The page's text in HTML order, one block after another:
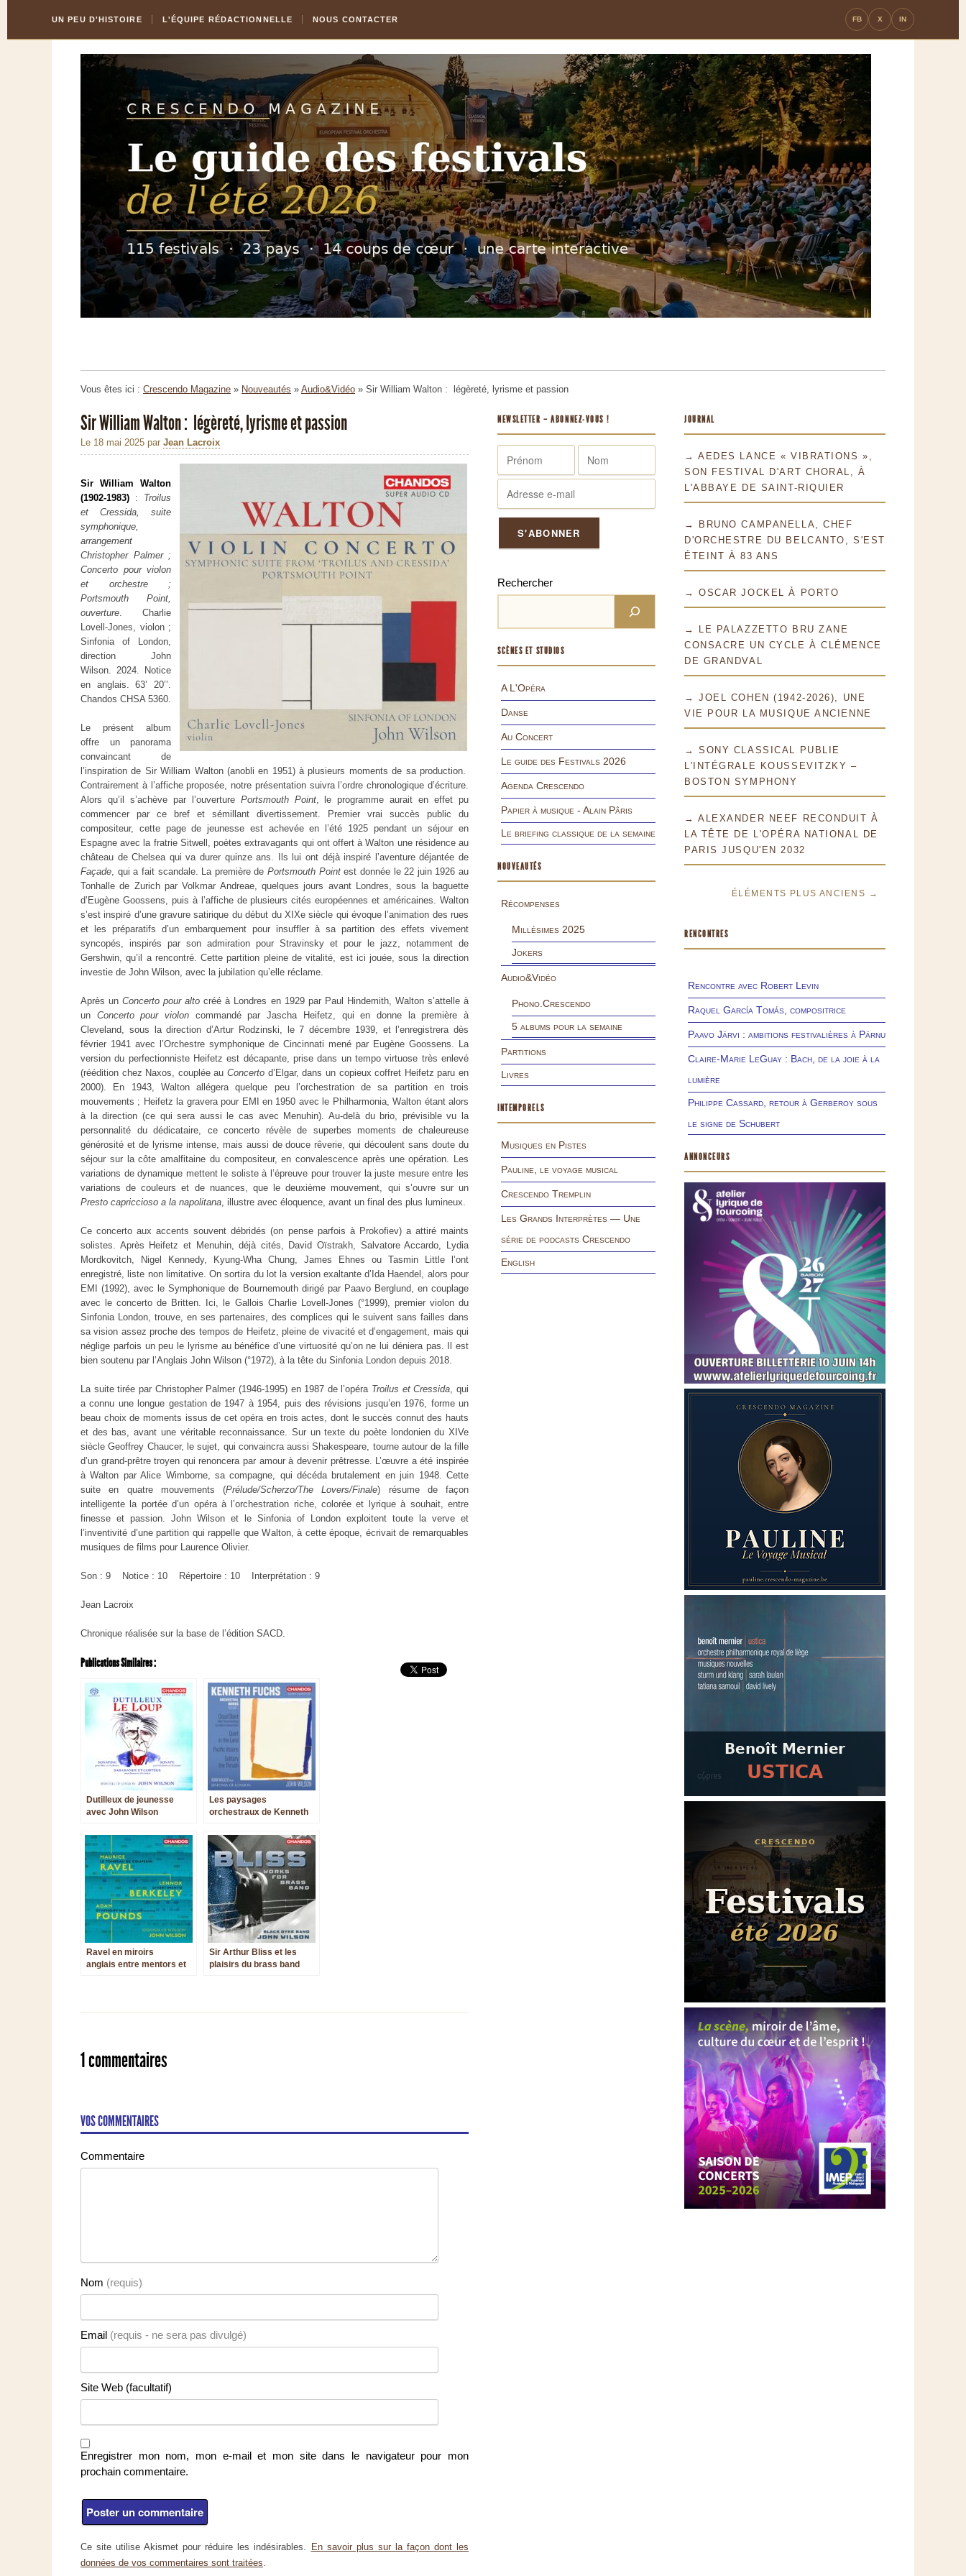
Content
la
UN PEU D'HISTOIRE L'ÉQUIPE RÉDACTIONNELLE NOUS CONTACTER FB X IN
Vous êtes ici : Crescendo Magazine » Nouveautés » Audio&Vidéo » Sir William Walton : légèreté, lyrisme et passion
Sir William Walton : légèreté, lyrisme et passion
Le 18 mai 2025 par Jean Lacroix
Sir William Walton
(1902-1983) : Troilus
et Cressida, suite
symphonique,
arrangement
Christopher Palmer ;
Concerto pour violon
et orchestre ;
Portsmouth Point,
ouverture. Charlie
Lovell-Jones, violon ;
Sinfonia of London,
direction John
Wilson. 2024. Notice
en anglais. 63’ 20’’.
Chandos CHSA 5360.
Le présent album
offre un panorama
convaincant de
l’inspiration de Sir William Walton (anobli en 1951) à plusieurs moments de sa production.
Contrairement à l’affiche proposée, notre présentation suivra l’ordre chronologique d’écriture.
Alors qu’il s’achève par l’ouverture Portsmouth Point, le programme aurait en effet pu
commencer par ce bref et sémillant divertissement. Premier vrai succès public du
compositeur, cette page de jeunesse est achevée en l’été 1925 pendant un séjour en
Espagne avec la fratrie Sitwell, poètes extravagants qui ont offert à Walton une résidence au
château de Chelsea qui va durer quinze ans. Ils lui ont déjà inspiré l’aventure déjantée de
Façade, qui a fait scandale. La première de Portsmouth Pointest donnée le 22 juin 1926 au
Tonhalle de Zurich par Volkmar Andreae, quelques jours avant Londres, sous la baguette
d’Eugène Goossens, puis à l’affiche de plusieurs cités européennes et américaines. Walton
s’est inspiré d’une gravure satirique du début du XIXe siècle qui évoque l’animation des rues
et les préparatifs d’un embarquement pour insuffler à sa partition des effets vivement
syncopés, inspirés par son admiration pour Stravinsky et pour le jazz, notamment de
Gershwin, qu’il a rencontré. Cette partition pleine de vitalité, est ici jouée, sous la direction
investie de John Wilson, avec la jubilation qu’elle réclame.
Après unConcerto pour alto créé à Londres en 1929 par Paul Hindemith, Walton s’attelle à
un Concerto pour violon commandé par Jascha Heifetz, qui en donne la première à
Cleveland, sous la direction d’Artur Rodzinski, le 7 décembre 1939, et l’enregistrera dès
février 1941 avec l’Orchestre symphonique de Cincinnati mené par Eugène Goossens. La
version du perfectionniste Heifetz est décapante, prise dans un tempo virtuose très enlevé
(réédition chez Naxos, couplée auConcerto d’Elgar, dans un copieux coffret Heifetz paru en
2000). En 1943, Walton allégera quelque peu l’orchestration de sa partition en trois
mouvements ; Heifetz la gravera pour EMI en 1950 avec le Philharmonia, Walton étant alors
à la direction (ce qui sera aussi le cas avec Menuhin). Au-delà du brio, prévisible vu la
personnalité du dédicataire, ce concerto révèle de superbes moments de chaleureuse
générosité et de lyrisme intense, mais aussi de douce rêverie, qui découlent sans doute du
séjour sur la côte amalfitaine du compositeur, en convalescence après une opération. Les
variations de dynamique mettent le soliste à l’épreuve pour trouver la juste mesure entre les
variations de couleurs et de nuances, que le deuxième mouvement, qui s’ouvre sur un
Presto capriccioso a la napolitana, illustre avec éloquence, avant un final des plus lumineux.
Ce concerto aux accents souvent débridés (on pense parfois à Prokofiev) a attiré maints
solistes. Après Heifetz et Menuhin, déjà cités, David Oïstrakh, Salvatore Accardo, Lydia
Mordkovitch, Nigel Kennedy, Kyung-Wha Chung, James Ehnes ou Tasmin Little l’ont
enregistré, liste non limitative. On sortira du lot la version exaltante d’Ida Haendel, alors pour
EMI (1992), avec le Symphonique de Bournemouth dirigé par Paavo Berglund, en couplage
avec le concerto de Britten. Ici, le Gallois Charlie Lovell-Jones (°1999), premier violon du
Sinfonia London, trouve, en ses partenaires, des complices qui le suivent sans failles dans
sa vision assez proche des tempos de Heifetz, pleine de vivacité et d’engagement, mais qui
néglige parfois un peu le lyrisme au bénéfice d’une virtuosité qu’on ne lui déniera pas. Il est
bien soutenu par l’Anglais John Wilson (°1972), à la tête du Sinfonia London depuis 2018.
La suite tirée par Christopher Palmer (1946-1995) en 1987 de l’opéra Troilus et Cressida, qui
a connu une longue gestation de 1947 à 1954, puis des révisions jusqu’en 1976, forme un
beau choix de moments issus de cet opéra en trois actes, dont le succès connut des hauts
et des bas, avant une véritable reconnaissance. Sur un texte du poète londonien du XIVe
siècle Geoffrey Chaucer, le sujet, qui convaincra aussi Shakespeare, tourne autour de la fille
d’un grand-prêtre troyen qui renoncera par amour à devenir prêtresse. L’œuvre a été inspirée
à Walton par Alice Wimborne, sa compagne, qui décéda brutalement en juin 1948. Cette
suite en quatre mouvements (Prélude/Scherzo/The Lovers/Finale) résume de façon
intelligente la portée d’un opéra à l’orchestration riche, colorée et lyrique à souhait, entre
finesse et passion. John Wilson et le Sinfonia of London exploitent toute la verve et
l’inventivité d’une partition qui rappelle que Walton, à cette époque, écrivait de remarquables
musiques de films pour Laurence Olivier.
Son : 9 Notice : 10 Répertoire : 10 Interprétation : 9
Jean Lacroix
Chronique réalisée sur la base de l’édition SACD.
Publications Similaires :
Dutilleux de jeunesse
avec John Wilson
Les paysages
orchestraux de Kenneth
Ravel en miroirs
anglais entre mentors et
Sir Arthur Bliss et les
plaisirs du brass band
1 commentaires
VOS COMMENTAIRES
Commentaire
Nom (requis)
Email (requis - ne sera pas divulgé)
Site Web (facultatif)
Enregistrer mon nom, mon e-mail et mon site dans le navigateur pour mon
prochain commentaire.
Ce site utilise Akismet pour réduire les indésirables.
En savoir plus sur la façon dont les
données de vos commentaires sont traitées.
NEWSLETTER – ABONNEZ-VOUS !
Rechercher
SCÈNES ET STUDIOS
A L'Opéra
Danse
Au Concert
Le guide des Festivals 2026
Agenda Crescendo
Papier à musique - Alain Pâris
Le briefing classique de la semaine
NOUVEAUTÉS
Récompenses
Millésimes 2025
Jokers
Audio&Vidéo
Phono.Crescendo
5 albums pour la semaine
Partitions
Livres
INTEMPORELS
Musiques en Pistes
Pauline, le voyage musical
Crescendo Tremplin
Les Grands Interprètes — Une
série de podcasts Crescendo
English
JOURNAL
→ AEDES LANCE « VIBRATIONS »,
SON FESTIVAL D'ART CHORAL, À
L'ABBAYE DE SAINT-RIQUIER
→ BRUNO CAMPANELLA, CHEF
D'ORCHESTRE DU BELCANTO, S'EST
ÉTEINT À 83 ANS
→ OSCAR JOCKEL À PORTO
→ LE PALAZZETTO BRU ZANE
CONSACRE UN CYCLE À CLÉMENCE
DE GRANDVAL
→ JOEL COHEN (1942-2026), UNE
VIE POUR LA MUSIQUE ANCIENNE
→ SONY CLASSICAL PUBLIE
L'INTÉGRALE KOUSSEVITZKY –
BOSTON SYMPHONY
→ ALEXANDER NEEF RECONDUIT À
LA TÊTE DE L'OPÉRA NATIONAL DE
PARIS JUSQU'EN 2032
ÉLÉMENTS PLUS ANCIENS →
RENCONTRES
Rencontre avec Robert Levin
Raquel García Tomás, compositrice
Paavo Järvi : ambitions festivalières à Pärnu
Claire-Marie LeGuay : Bach, de la joie à la
lumière
Philippe Cassard, retour à Gerberoy sous
le signe de Schubert
ANNONCEURS